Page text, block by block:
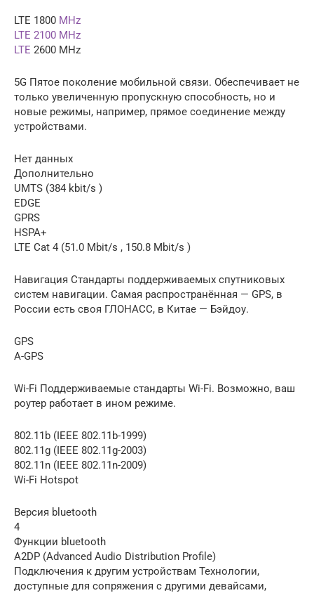
LTE 1800 MHz
LTE 2100 MHz
LTE 2600 MHz
5G Пятое поколение мобильной связи. Обеспечивает не
только увеличенную пропускную способность, но и
новые режимы, например, прямое соединение между
устройствами.
Нет данных
Дополнительно
UMTS (384 kbit/s )
EDGE
GPRS
HSPA+
LTE Cat 4 (51.0 Mbit/s , 150.8 Mbit/s )
Навигация Стандарты поддерживаемых спутниковых
систем навигации. Самая распространённая — GPS, в
России есть своя ГЛОНАСС, в Китае — Бэйдоу.
GPS
A-GPS
Wi-Fi Поддерживаемые стандарты Wi-Fi. Возможно, ваш
роутер работает в ином режиме.
802.11b (IEEE 802.11b-1999)
802.11g (IEEE 802.11g-2003)
802.11n (IEEE 802.11n-2009)
Wi-Fi Hotspot
Версия bluetooth
4
Функции bluetooth
A2DP (Advanced Audio Distribution Profile)
Подключения к другим устройствам Технологии,
доступные для сопряжения с другими девайсами,